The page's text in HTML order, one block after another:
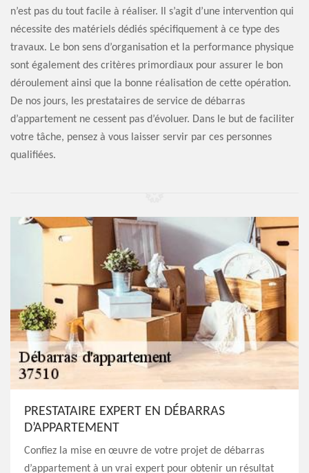
n’est pas du tout facile à réaliser. Il s’agit d’une intervention qui
nécessite des matériels dédiés spécifiquement à ce type des
travaux. Le bon sens d’organisation et la performance physique
sont également des critères primordiaux pour assurer le bon
déroulement ainsi que la bonne réalisation de cette opération.
De nos jours, les prestataires de service de débarras
d’appartement ne cessent pas d’évoluer. Dans le but de faciliter
votre tâche, pensez à vous laisser servir par ces personnes
qualifiées.
PRESTATAIRE EXPERT EN DÉBARRAS
D’APPARTEMENT
Confiez la mise en œuvre de votre projet de débarras
d’appartement à un vrai expert pour obtenir un résultat